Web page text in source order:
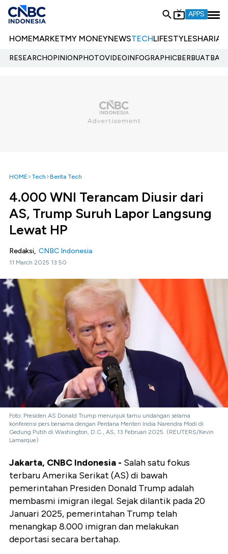
APPS
HOMEMARKETMY MONEYNEWSTECHLIFESTYLESHARIA
RESEARCHOPINIONPHOTOVIDEOINFOGRAPHIC
HOME Tech Berita Tech
4.000 WNI Terancam Diusir dari
AS, Trump Suruh Lapor Langsung
Lewat HP
Redaksi, CNBC Indonesia
11 March 2025 13:50
Foto: Presiden AS Donald Trump menunjuk tamu undangan selama
konferensi pers bersama dengan Perdana Menteri India Narendra Modi di
Gedung Putih di Washington, D.C., AS, 13 Februari 2025. (REUTERS/Kevin
Lamarque)
Jakarta, CNBC Indonesia - Salah satu fokus
terbaru Amerika Serikat (AS) di bawah
pemerintahan Presiden Donald Trump adalah
membasmi imigran ilegal. Sejak dilantik pada 20
Januari 2025, pemerintahan Trump telah
menangkap 8.000 imigran dan melakukan
deportasi secara bertahap.